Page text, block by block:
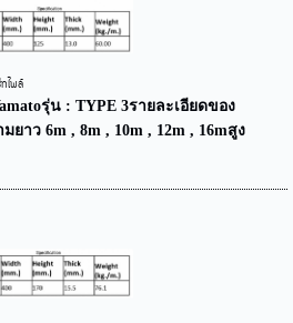
ไพล์
รุ่น : TYPE 3รายละเอียดของ
ยาว 6m , 8m , 10m , 12m , 16mสูง